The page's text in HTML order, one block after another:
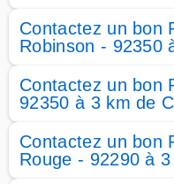
Contactez un bon
Robinson - 92350
Contactez un bon
92350 à 3 km de
Contactez un bon
Rouge - 92290 à